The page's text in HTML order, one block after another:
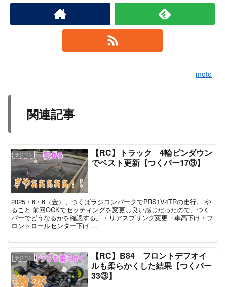
moto
関連記事
ラジコン
【RC】トラック 4輪ピンダウン
でベスト更新【つくパー17③】
2025・6・6（金）、つくばラジコンパークでPRS1V4TRの走行。 や
ること 前回OCKでセッティングを変更し良い感じだったので、つく
パーでどうなるかを確認する。・リアスプリング変更・車高下げ・フ
ロントロールセンター下げ ...
ラジコン
【RC】B84 フロントデフオイ
ルも柔らかくした結果【つくパー
33③】